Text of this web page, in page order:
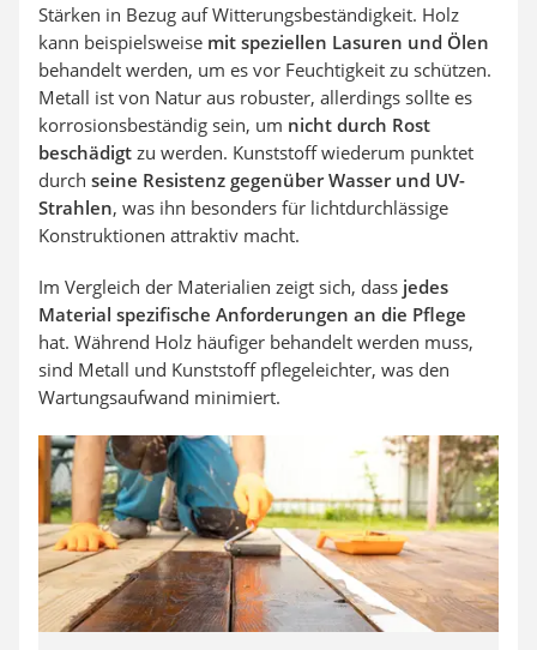
Stärken in Bezug auf Witterungsbeständigkeit. Holz
kann beispielsweise mit speziellen Lasuren und Ölen
behandelt werden, um es vor Feuchtigkeit zu schützen.
Metall ist von Natur aus robuster, allerdings sollte es
korrosionsbeständig sein, um nicht durch Rost
beschädigt zu werden. Kunststoff wiederum punktet
durch seine Resistenz gegenüber Wasser und UV-
Strahlen, was ihn besonders für lichtdurchlässige
Konstruktionen attraktiv macht.
Im Vergleich der Materialien zeigt sich, dass jedes
Material spezifische Anforderungen an die Pflege
hat. Während Holz häufiger behandelt werden muss,
sind Metall und Kunststoff pflegeleichter, was den
Wartungsaufwand minimiert.